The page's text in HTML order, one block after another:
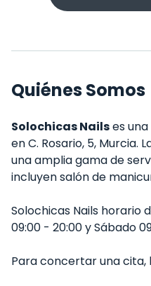
Quiénes Somos
Solochicas Nailses
en C. Rosario, 5, Murcia.
una amplia gama de
incluyen salón de
Solochicas Nails horario
09:00 - 20:00 y Sábado
Para concertar una cita,